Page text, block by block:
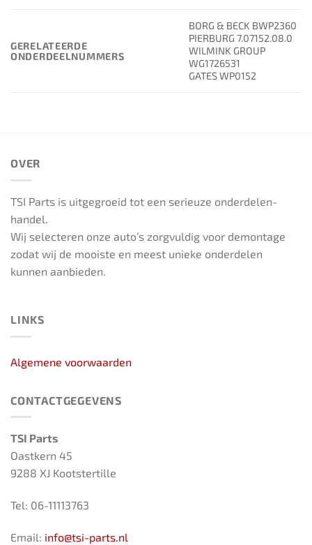
GERELATEERDE
ONDERDEELNUMMERS
BORG & BECK BWP2360
PIERBURG 7.07152.08.0
WILMINK GROUP
WG1726531
GATES WP0152
OVER
TSI Parts is uitgegroeid tot een serieuze onderdelen-
handel.
Wij selecteren onze auto’s zorgvuldig voor demontage
zodat wij de mooiste en meest unieke onderdelen
kunnen aanbieden.
LINKS
Algemene voorwaarden
CONTACTGEGEVENS
TSI Parts
Oastkern 45
9288 XJ Kootstertille
Tel: 06-11113763
Email: info@tsi-parts.nl